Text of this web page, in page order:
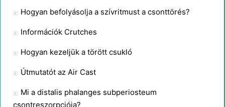
Hogyan befolyásolja a szívritmust a csonttörés?
Információk Crutches
Hogyan kezeljük a törött csukló
Útmutatót az Air Cast
Mi a distalis phalanges subperiosteum
csontreszorpciója?